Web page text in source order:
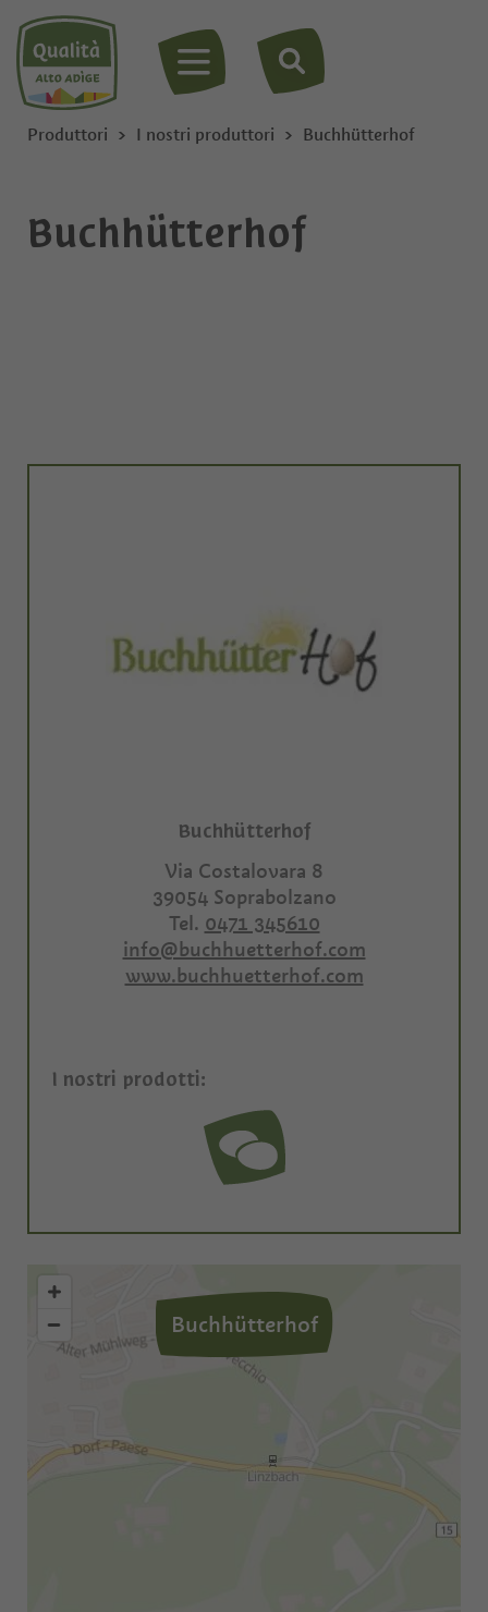
MENU
Produttori I nostri produttori Buchhütterhof
Buchhütterhof
Buchhütterhof
Via Costalovara 8
39054 Soprabolzano
Tel. 0471 345610
info@buchhuetterhof.com
www.buchhuetterhof.com
I nostri prodotti:
Buchhütterhof